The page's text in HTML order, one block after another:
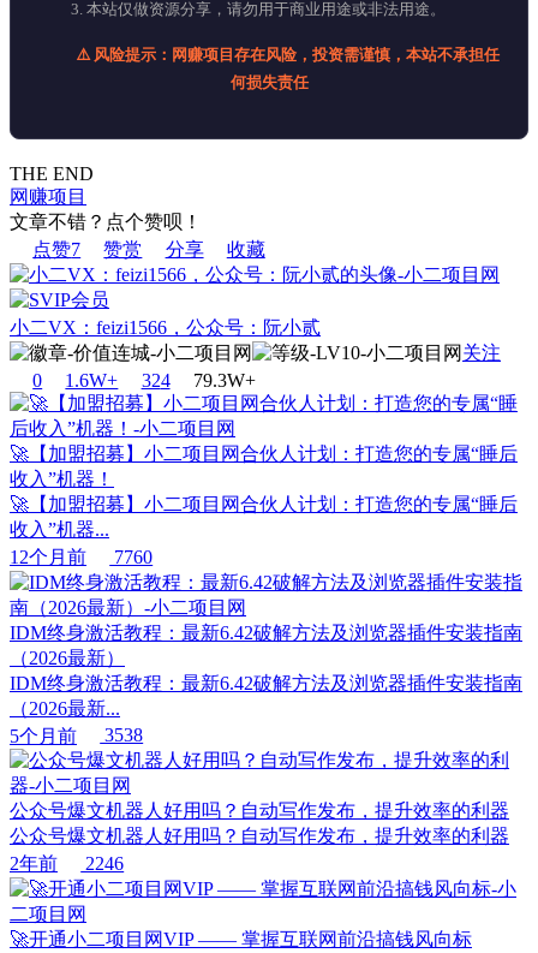
3. 本站仅做资源分享，请勿用于商业用途或非法用途。
⚠️ 风险提示：网赚项目存在风险，投资需谨慎，本站不承担任
何损失责任
THE END
网赚项目
文章不错？点个赞呗！
点赞7 赞赏 分享 收藏
小二VX：feizi1566，公众号：阮小贰
关注
0
1.6W+ 324 79.3W+
🚀【加盟招募】小二项目网合伙人计划：打造您的专属“睡后
收入”机器！
🚀【加盟招募】小二项目网合伙人计划：打造您的专属“睡后
收入”机器...
12个月前
7760
IDM终身激活教程：最新6.42破解方法及浏览器插件安装指南
（2026最新）
IDM终身激活教程：最新6.42破解方法及浏览器插件安装指南
（2026最新...
5个月前
3538
公众号爆文机器人好用吗？自动写作发布，提升效率的利器
公众号爆文机器人好用吗？自动写作发布，提升效率的利器
2年前
2246
🚀开通小二项目网VIP —— 掌握互联网前沿搞钱风向标